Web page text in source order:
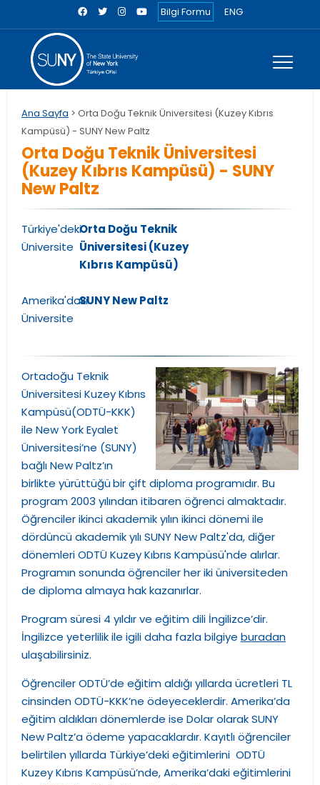
Bilgi Formu ENG
Ana Sayfa > Orta Doğu Teknik Üniversitesi (Kuzey Kıbrıs
Kampüsü) - SUNY New Paltz
Orta Doğu Teknik Üniversitesi
(Kuzey Kıbrıs Kampüsü) - SUNY
New Paltz
Türkiye'deki
Üniversite
:Orta Doğu Teknik
Üniversitesi (Kuzey
Kıbrıs Kampüsü)
Amerika'daki
Üniversite
:SUNY New Paltz
Ortadoğu Teknik
Üniversitesi Kuzey Kıbrıs
Kampüsü(ODTÜ-KKK)
ile New York Eyalet
Üniversitesi’ne (SUNY)
bağlı New Paltz’ın
birlikte yürüttüğübir çift diploma programıdır. Bu
program 2003 yılından itibaren öğrenci almaktadır.
Öğrenciler ikinci akademik yılın ikinci dönemi ile
dördüncü akademik yılı SUNY New Paltz'da, diğer
dönemleri ODTÜ Kuzey Kıbrıs Kampüsü'nde alırlar.
Programın sonunda öğrenciler her iki üniversiteden
de diploma almaya hak kazanırlar.
Program süresi 4 yıldır ve eğitim dili İngilizce’dir.
İngilizce yeterlilik ile igili daha fazla bilgiye buradan
ulaşabilirsiniz.
Öğrenciler ODTÜ’de eğitim aldığı yıllarda ücretleri TL
cinsinden ODTÜ-KKK’ne ödeyeceklerdir. Amerika’da
eğitim aldıkları dönemlerde ise Dolar olarak SUNY
New Paltz’a ödeme yapacaklardır. Kayıtlı öğrenciler
belirtilen yıllarda Türkiye’deki eğitimlerini ODTÜ
Kuzey Kıbrıs Kampüsü’nde, Amerika’daki eğitimlerini